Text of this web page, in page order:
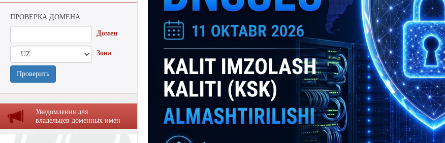
ПРОВЕРКА ДОМЕНА
Домен
Зона
Проверить
Уведомления для
владельцев доменных имен